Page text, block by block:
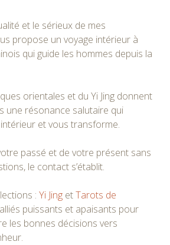
et le sérieux de mes
propose un voyage intérieur à
qui guide les hommes depuis la
orientales et du Yi Jing donnent
une résonance salutaire qui
et vous transforme.
passé et de votre présent sans
le contact s’établit.
: Yi Jing etTarots de
puissants et apaisants pour
les bonnes décisions vers